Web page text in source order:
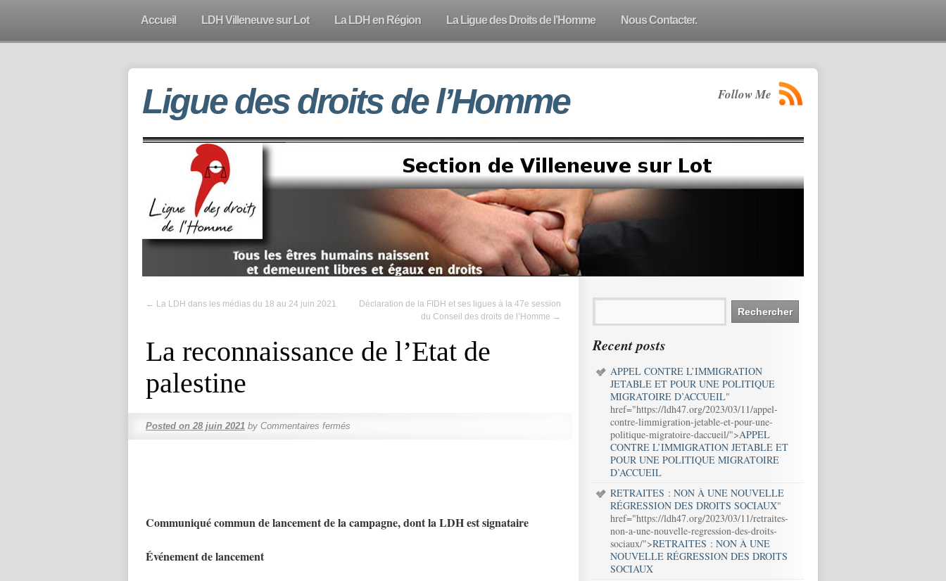
Accueil LDH Villeneuve sur Lot La LDH en Région La Ligue des Droits de l’Homme Nous Contacter.
Ligue des droits de l’Homme Follow Me
← La LDH dans les médias du 18 au 24 juin 2021
Déclaration de la FIDH et ses ligues à la 47e session
du Conseil des droits de l’Homme →
La reconnaissance de l’Etat de
palestine
Posted on 28 juin 2021 by Commentaires fermés
Communiqué commun de lancement de la campagne, dont la LDH est signataire
Événement de lancement
Recent posts
APPEL CONTRE L’IMMIGRATION
JETABLE ET POUR UNE POLITIQUE
MIGRATOIRE D’ACCUEIL"
href="https://ldh47.org/2023/03/11/appel-
contre-limmigration-jetable-et-pour-une-
politique-migratoire-daccueil/">APPEL
CONTRE L’IMMIGRATION JETABLE ET
POUR UNE POLITIQUE MIGRATOIRE
D’ACCUEIL
RETRAITES : NON À UNE NOUVELLE
RÉGRESSION DES DROITS SOCIAUX"
href="https://ldh47.org/2023/03/11/retraites-
non-a-une-nouvelle-regression-des-droits-
sociaux/">RETRAITES : NON À UNE
NOUVELLE RÉGRESSION DES DROITS
SOCIAUX